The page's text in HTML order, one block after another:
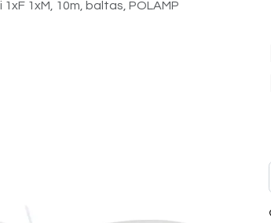
1xF 1xM, 10m, baltas, POLAMP